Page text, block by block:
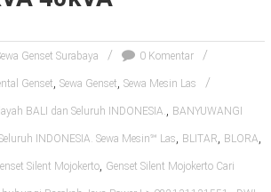
Genset Surabaya 0 Komentar
Genset, Sewa Genset, Sewa Mesin Las
BALI dan Seluruh INDONESIA., BANYUWANGI
INDONESIA. Sewa Mesin℠ Las, BLITAR, BLORA,
Silent Mojokerto, Genset Silent Mojokerto Cari